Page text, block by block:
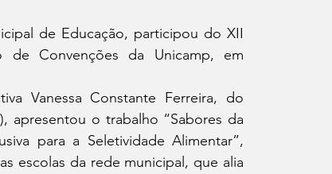
de Educação, participou do XII
de Convenções da Unicamp, em
Vanessa Constante Ferreira, do
apresentou o trabalho “Sabores da
para a Seletividade Alimentar”,
escolas da rede municipal, que alia